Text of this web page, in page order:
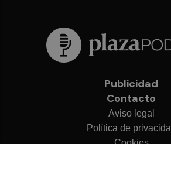
Publicidad
Contacto
Aviso legal
Política de
Cookies